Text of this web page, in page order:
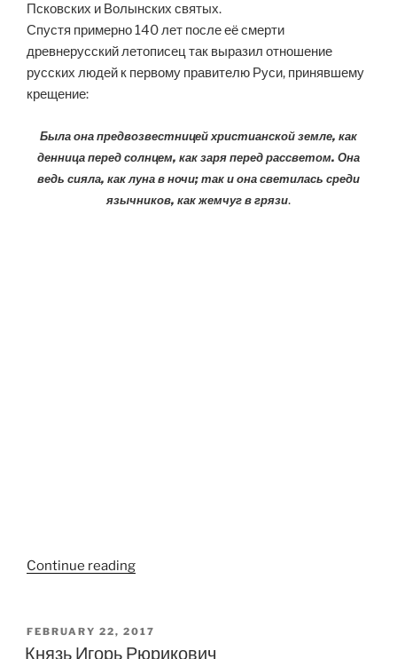
Псковских и Волынских святых.
Спустя примерно 140 лет после её смерти
древнерусский летописец так выразил отношение
русских людей к первому правителю Руси, принявшему
крещение:
Была она предвозвестницей христианской земле, как
денница перед солнцем, как заря перед рассветом. Она
ведь сияла, как луна в ночи; так и она светилась среди
язычников, как жемчуг в грязи.
Continue reading“Княгиня
POSTED
ON
FEBRUARY 22, 2017
Князь Игорь Рюрикович